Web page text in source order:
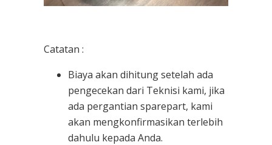
Catatan :
Biaya akan dihitung setelah ada
pengecekan dari Teknisi kami, jika
ada pergantian sparepart, kami
akan mengkonfirmasikan terlebih
dahulu kepada Anda.